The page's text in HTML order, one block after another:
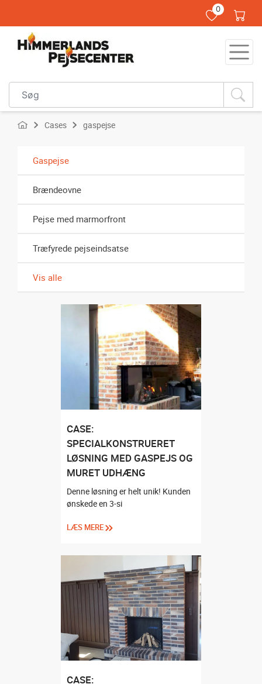
0
BRÆNDEOVNE
PILLEOVNE
Cases gaspejse
Gaspejse
Brændeovne
Pejse med marmorfront
Træfyrede pejseindsatse
Vis alle
CASE:
SPECIALKONSTRUERET
LØSNING MED GASPEJS OG
MURET UDHÆNG
Denne løsning er helt unik! Kunden
ønskede en 3-si
LÆS MERE
CASE: